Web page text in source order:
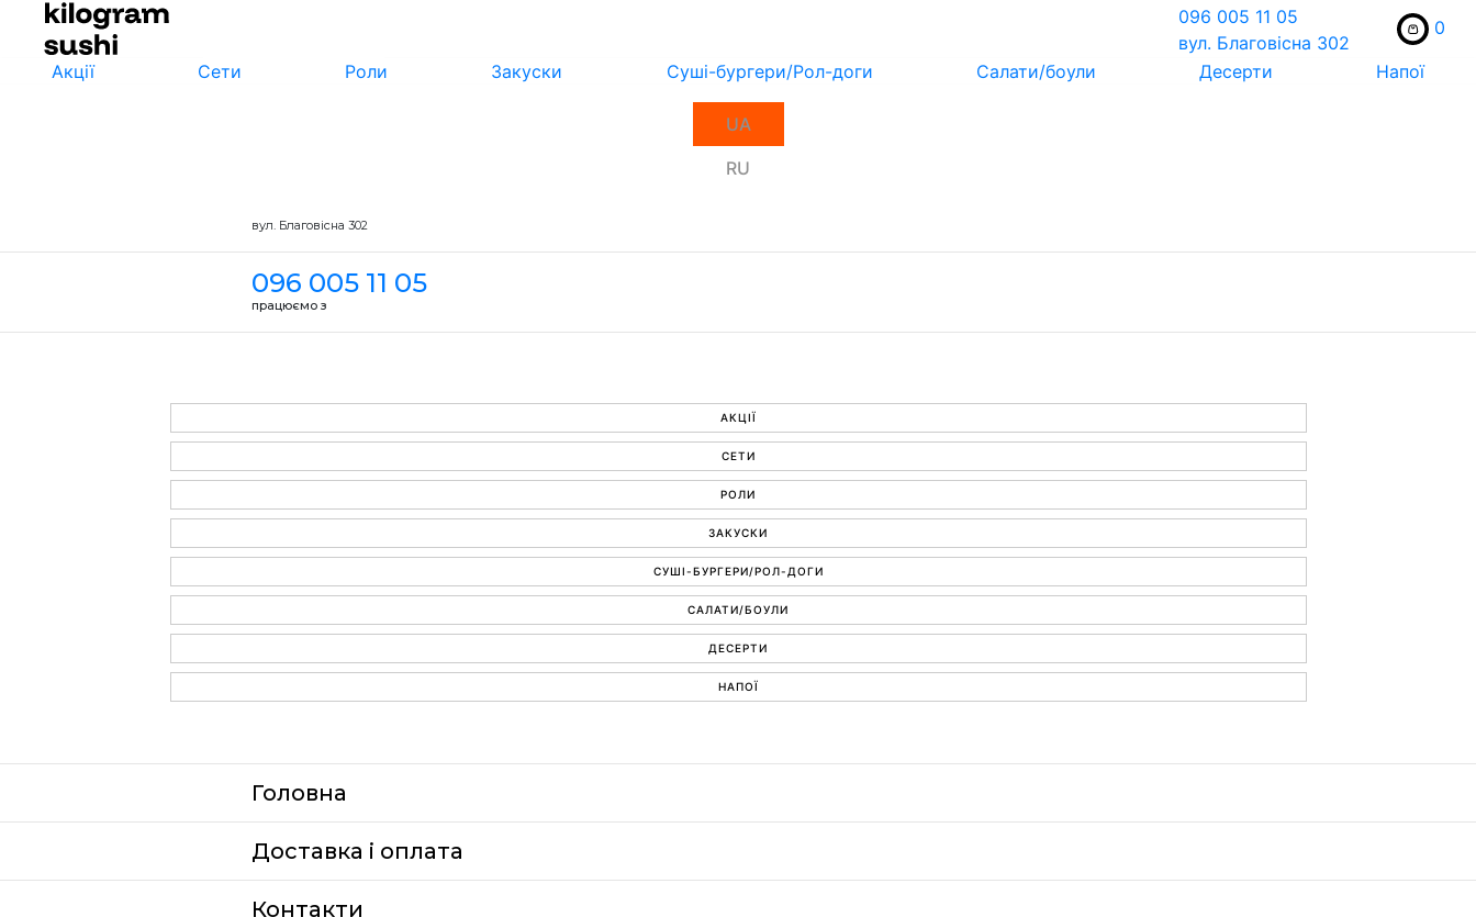
096 005 11 05
вул. Благовісна 302
0
Акції Сети Роли Закуски Суші-бургери/Рол-доги Салати/боули Десерти Напої
UA
RU
вул. Благовісна 302
096 005 11 05
працюємо з
АКЦІЇ
СЕТИ
РОЛИ
ЗАКУСКИ
СУШІ-БУРГЕРИ/РОЛ-ДОГИ
САЛАТИ/БОУЛИ
ДЕСЕРТИ
НАПОЇ
Головна
Доставка i оплата
Контакти